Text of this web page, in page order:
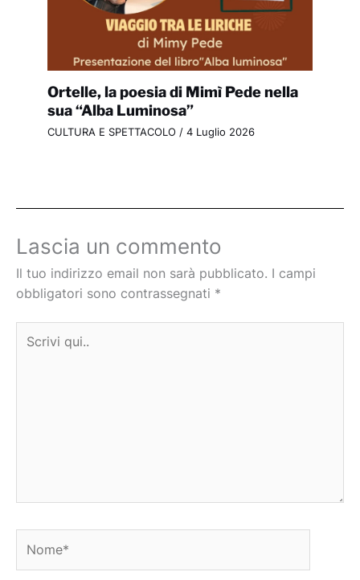
Ortelle, la poesia di Mimì Pede nella
sua “Alba Luminosa”
CULTURA E SPETTACOLO / 4 Luglio 2026
Lascia un commento
Il tuo indirizzo email non sarà pubblicato. I campi
obbligatori sono contrassegnati *
qui..